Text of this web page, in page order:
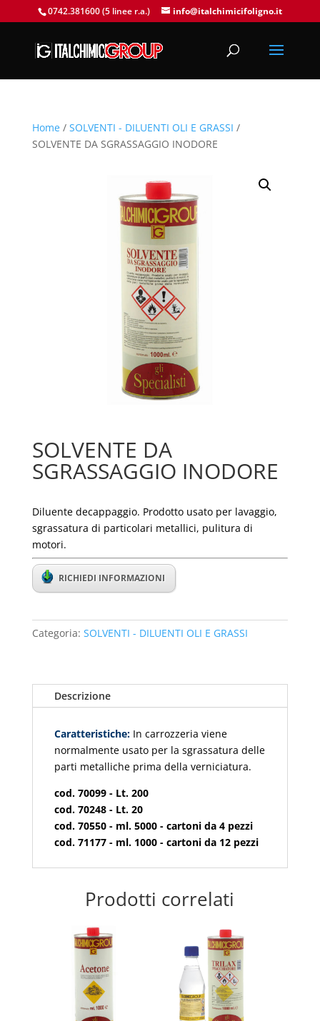
0742.381600 (5 linee r.a.) info@italchimicifoligno.it
Home/ SOLVENTI - DILUENTI OLI E GRASSI /
SOLVENTE DA SGRASSAGGIO INODORE
SOLVENTE DA
SGRASSAGGIO INODORE
Diluente decappaggio. Prodotto usato per lavaggio,
sgrassatura di particolari metallici, pulitura di
motori.
RICHIEDI INFORMAZIONI
Categoria: SOLVENTI - DILUENTI OLI E GRASSI
Descrizione
Caratteristiche: In carrozzeria viene
normalmente usato per la sgrassatura delle
parti metalliche prima della verniciatura.
cod. 70099 - Lt. 200
cod. 70248 - Lt. 20
cod. 70550 - ml. 5000 - cartoni da 4 pezzi
cod. 71177 - ml. 1000 - cartoni da 12 pezzi
Prodotti correlati